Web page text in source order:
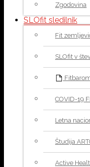
Zgodovina
SLOfit sledilnik
Fit
SLOfit v
COVID-19
Letna
Študija
Active